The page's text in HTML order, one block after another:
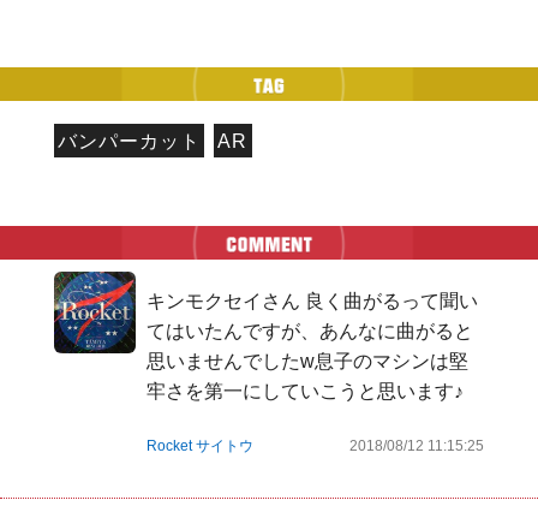
バンパーカット AR
キンモクセイさん 良く曲がるって聞い
てはいたんですが、あんなに曲がると
思いませんでしたw息子のマシンは堅
牢さを第一にしていこうと思います♪
Rocket サイトウ 2018/08/12 11:15:25